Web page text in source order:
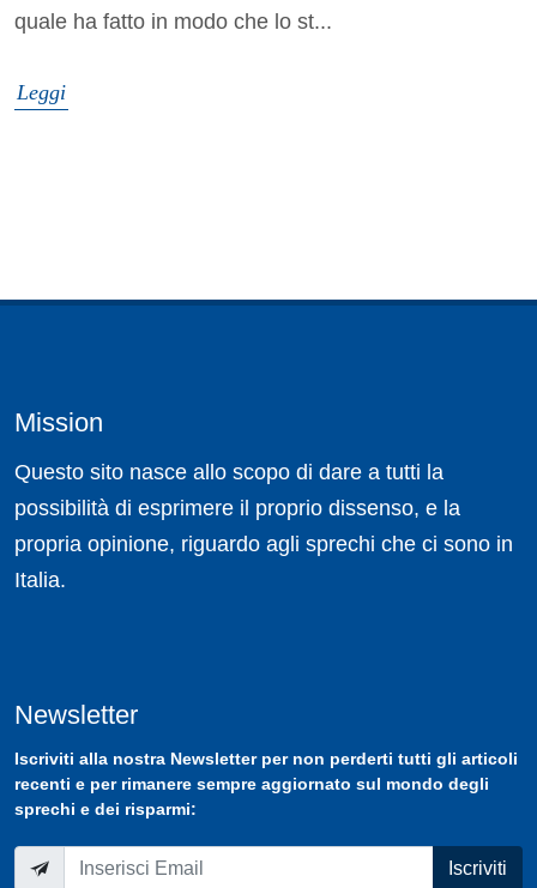
quale ha fatto in modo che lo st...
Leggi
Mission
Questo sito nasce allo scopo di dare a tutti la
possibilità di esprimere il proprio dissenso, e la
propria opinione, riguardo agli sprechi che ci sono in
Italia.
Newsletter
Iscriviti alla nostra Newsletterper non perderti tutti gli articoli
recenti e per rimanere sempre aggiornato sul mondo degli
sprechi e dei risparmi:
Iscriviti